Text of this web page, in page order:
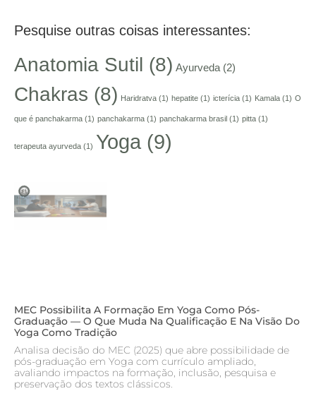
Pesquise outras coisas interessantes:
Anatomia Sutil (8) Ayurveda (2)
Chakras (8) Haridratva (1) hepatite (1) icterícia (1) Kamala (1) O
que é panchakarma (1) panchakarma (1) panchakarma brasil (1) pitta (1)
terapeuta ayurveda (1) Yoga (9)
MEC Possibilita A Formação Em Yoga Como Pós-
Graduação — O Que Muda Na Qualificação E Na Visão Do
Yoga Como Tradição
Analisa decisão do MEC (2025) que abre possibilidade de
pós-graduação em Yoga com currículo ampliado,
avaliando impactos na formação, inclusão, pesquisa e
preservação dos textos clássicos.